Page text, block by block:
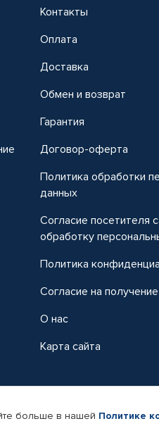
Контакты
Оплата
Доставка
Обмен и возврат
Гарантия
Договор-оферта
Политика обработки
данных
Согласие посетителя
обработку
Политика
Согласие на
О нас
Карта сайта
Автопрофи.
больше в нашей Политике